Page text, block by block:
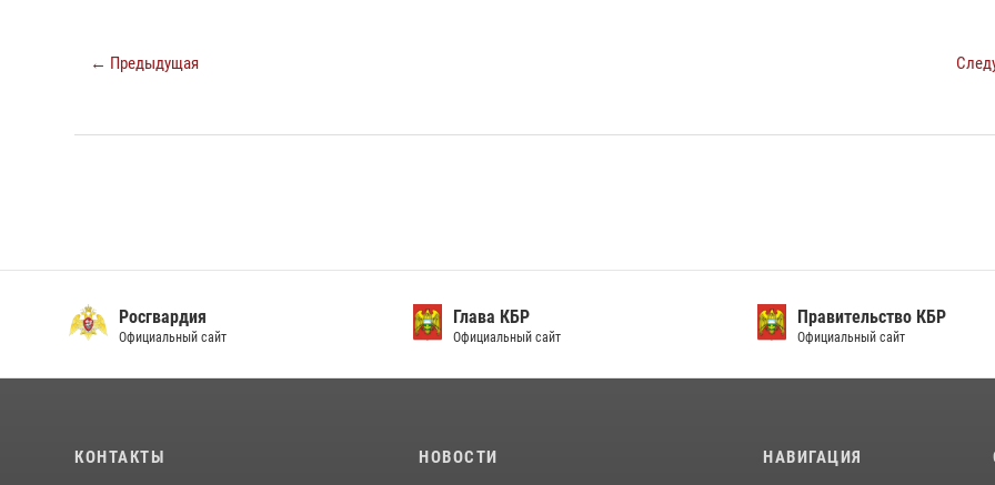
← Предыдущая
Росгвардия
Официальный сайт
Глава КБР
Официальный сайт
Правительство КБР
Официальный сайт
КОНТАКТЫ НОВОСТИ НАВИГАЦИЯ